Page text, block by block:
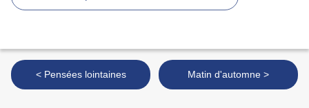
< Pensées lointaines Matin d'automne >